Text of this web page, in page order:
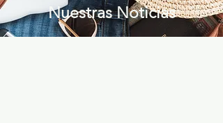
Nuestras Noticias